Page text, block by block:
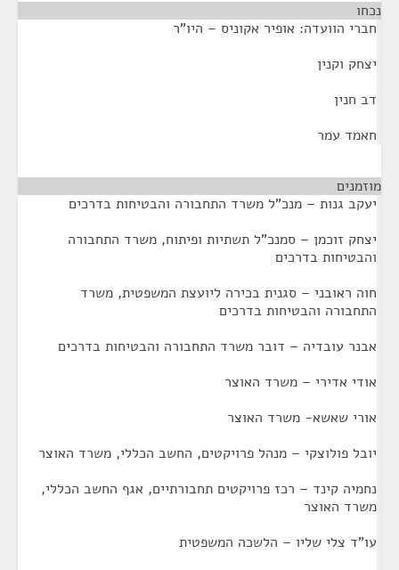
נכחו
חברי הוועדה: אופיר אקוניס – היו"ר
יצחק וקנין
דב חנין
חאמד עמר
מוזמנים
יעקב גנות – מנכ"ל משרד התחבורה והבטיחות בדרכים
יצחק זוכמן – סמנכ"ל תשתיות ופיתוח, משרד התחבורה
והבטיחות בדרכים
חוה ראובני – סגנית בכירה ליועצת המשפטית, משרד
התחבורה והבטיחות בדרכים
אבנר עובדיה – דובר משרד התחבורה והבטיחות בדרכים
אודי אדירי – משרד האוצר
אורי שאשא- משרד האוצר
יובל פולוצקי – מנהל פרויקטים, החשב הכללי, משרד האוצר
נחמיה קינד – רכז פרויקטים תחבורתיים, אגף החשב הכללי,
משרד האוצר
עו"ד צלי שליו – הלשכה המשפטית